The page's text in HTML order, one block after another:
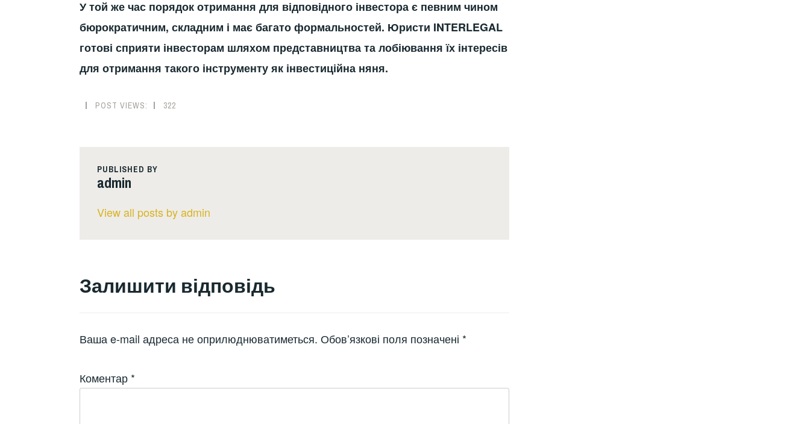
У той же час порядок отримання для відповідного інвестора є певним чином
бюрократичним, складним і має багато формальностей. Юристи INTERLEGAL
готові сприяти інвесторам шляхом представництва та лобіювання їх інтересів
для отримання такого інструменту як інвестиційна няня.
POST VIEWS: 322
PUBLISHED BY
admin
View all posts by admin
Залишити відповідь
Ваша e-mail адреса не оприлюднюватиметься. Обов’язкові поля позначені *
Коментар *